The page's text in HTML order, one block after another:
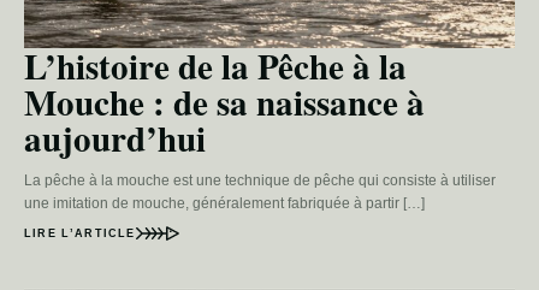
L’histoire de la Pêche à la
Mouche : de sa naissance à
aujourd’hui
La pêche à la mouche est une technique de pêche qui consiste à utiliser
une imitation de mouche, généralement fabriquée à partir […]
LIRE L’ARTICLE